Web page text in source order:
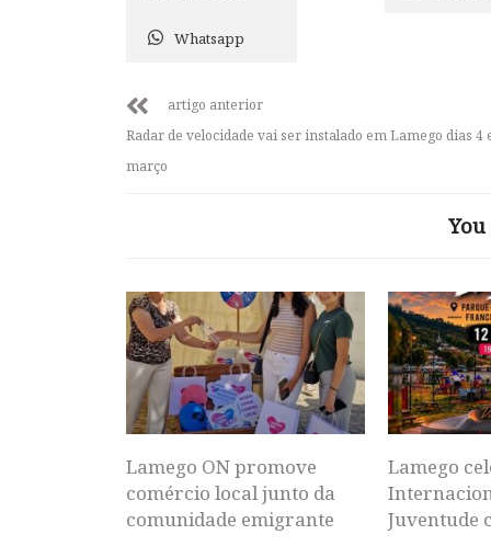
Whatsapp
artigo anterior
Radar de velocidade vai ser instalado em Lamego dias 4
março
Lamego ON promove
comércio local junto da
comunidade emigrante
Lamego
Juventude